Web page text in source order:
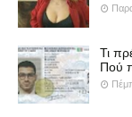
Τι
Πού